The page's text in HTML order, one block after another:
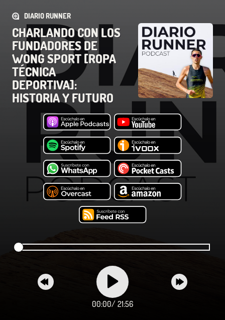
DIARIO RUNNER
CHARLANDO CON LOS
FUNDADORES DE
WONG SPORT [ROPA
TÉCNICA
DEPORTIVA]:
HISTORIA Y FUTURO
00:00/ 21:56